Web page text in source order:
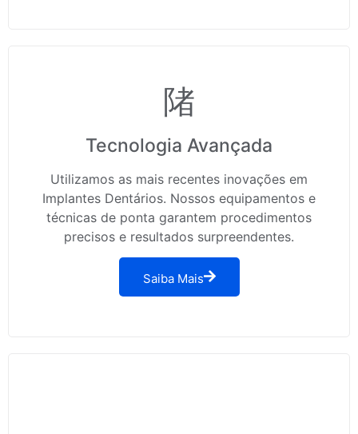
Tecnologia Avançada
Utilizamos as mais recentes inovações em
Implantes Dentários. Nossos equipamentos e
técnicas de ponta garantem procedimentos
precisos e resultados surpreendentes.
Saiba Mais